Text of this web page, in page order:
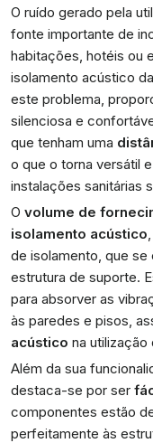
O ruído gerado pela
fonte importante de
habitações, hotéis ou
isolamento acústico da
este problema,
silenciosa e
que tenham uma
o que o torna versátil
instalações sanitárias
O volume de
isolamento acústico
de isolamento, que se
estrutura de suporte.
para absorver as
às paredes e pisos,
acústico na utilização
Além da sua
destaca-se por ser
componentes estão
perfeitamente às